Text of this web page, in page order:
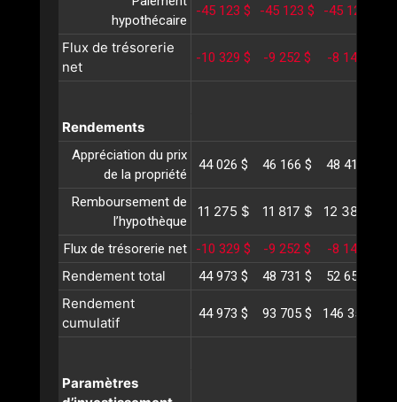
hypothécaire
-45 123 $ -45 123 $ -45 123 $
Flux de trésorerie
net
-10 329 $ -9 252 $ -8 142 $
Rendements
Appréciation du prix
de la propriété
44 026 $ 46 166 $ 48 410 $
Remboursement de
l’hypothèque
11 275 $ 11 817 $ 12 385 $
Flux de trésorerie net -10 329 $ -9 252 $ -8 142 $
Rendement total 44 973 $ 48 731 $ 52 653 $
Rendement
cumulatif
44 973 $ 93 705 $ 146 358 $
Paramètres